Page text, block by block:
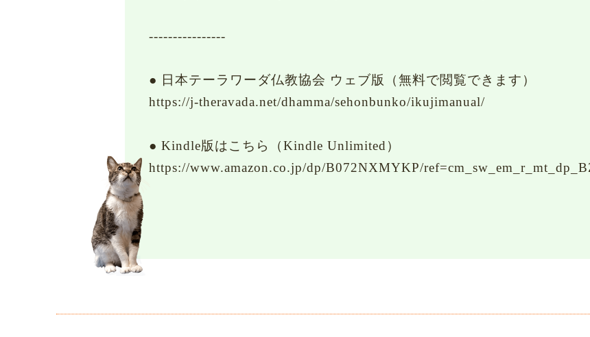
----------------
● 日本テーラワーダ仏教協会 ウェブ版（無料で閲覧できます）
https://j-theravada.net/dhamma/sehonbunko/ikujimanual/
● Kindle版はこちら（Kindle Unlimited）
https://www.amazon.co.jp/dp/B072NXMYKP/